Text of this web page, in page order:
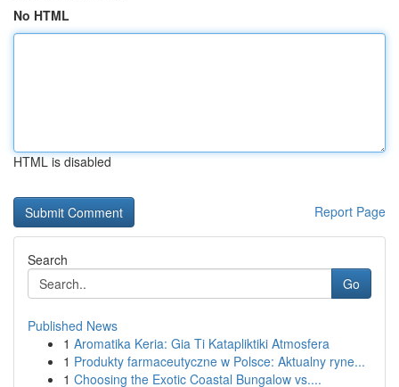
No HTML
HTML is disabled
Report Page
Search
Go
Published News
1 Aromatika Keria: Gia Ti Katapliktiki Atmosfera
1 Produkty farmaceutyczne w Polsce: Aktualny ryne...
1 Choosing the Exotic Coastal Bungalow vs....